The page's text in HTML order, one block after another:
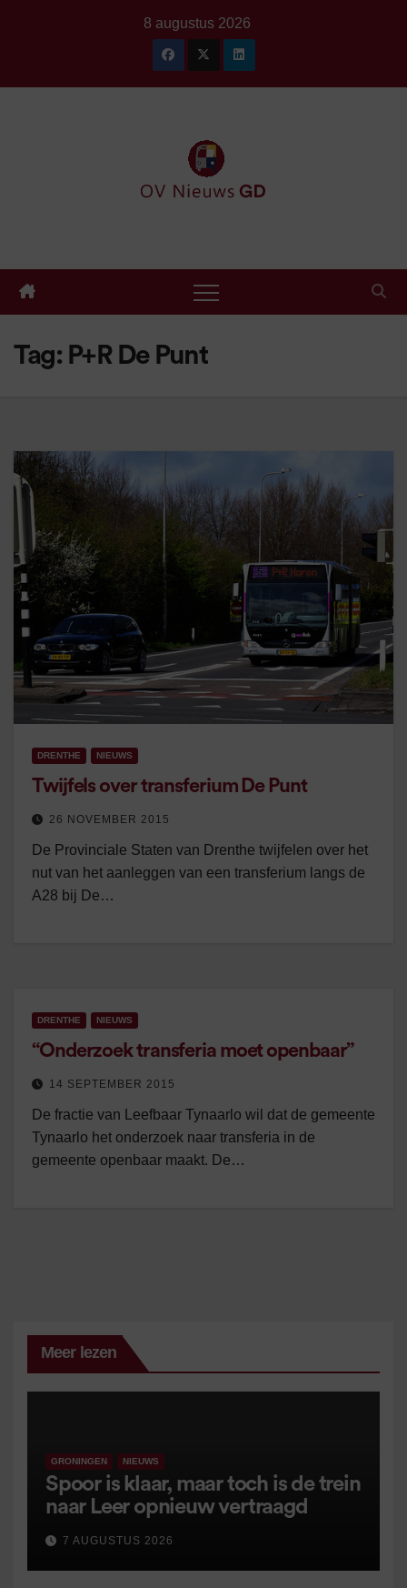
8 augustus 2026
Tag: P+R De Punt
DRENTHE NIEUWS
Twijfels over transferium De Punt
26 NOVEMBER 2015
De Provinciale Staten van Drenthe twijfelen over het
nut van het aanleggen van een transferium langs de
A28 bij De…
DRENTHE NIEUWS
“Onderzoek transferia moet openbaar”
14 SEPTEMBER 2015
De fractie van Leefbaar Tynaarlo wil dat de gemeente
Tynaarlo het onderzoek naar transferia in de
gemeente openbaar maakt. De…
Meer lezen
GRONINGEN NIEUWS
Spoor is klaar, maar toch is de trein
naar Leer opnieuw vertraagd
7 AUGUSTUS 2026